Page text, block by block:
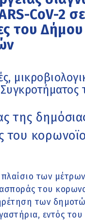
CoV-2
του
της
του
των
του
των
εντός